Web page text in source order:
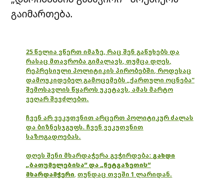
გაიმართება.
25 წელია ვწერთ იმაზე, რაც შენ გაწუხებს და
რასაც მთავრობა გიმალავს, თუმცა დღეს,
რეპრესიული პოლიტიკის პირობებში, როდესაც
დამოუკიდებელ გამოცემებს „ქართული ოცნება“
შემოსავლის წყაროს უკეტავს, ამას მარტო
ვეღარ შევძლებთ.
ჩვენ არ ვეკუთვნით არცერთ პოლიტიკურ ძალას
და ბიზნესჯგუფს. ჩვენ ვეკუთვნით
საზოგადოებას.
დღეს შენი მხარდაჭერა გვჭირდება: გახდი
„ბათუმელებისა“ და „ნეტგაზეთის“
მხარდამჭერი, თუნდაც თვეში 1 ლარიდან.